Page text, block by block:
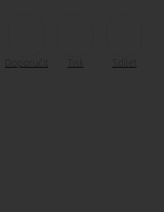
Doporučit Tisk Sdílet